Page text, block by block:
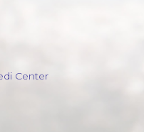
Center